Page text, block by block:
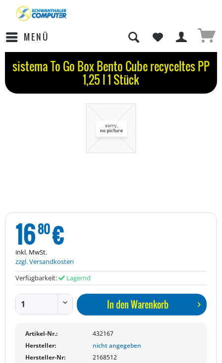
MENÜ
sistema To Go Box Bento Cube recyceltes PP
1,25 l 1 Stück
1680€
inkl. MwSt.
zzgl. Versandkosten
Verfügbarkeit:
Lagernd
In denWarenkorb
Artikel-Nr.:
432167
Hersteller:
nicht angegeben
Hersteller-Nr:
2168512